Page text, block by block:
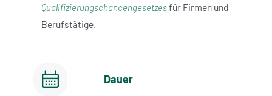
Qualifizierungschancengesetzesfür Firmen und
Berufstätige.
Dauer